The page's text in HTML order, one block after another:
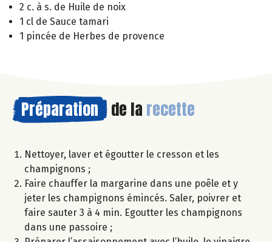
2 c. à s. de Huile de noix
1 cl de Sauce tamari
1 pincée de Herbes de provence
Préparation de la recette
Nettoyer, laver et égoutter le cresson et les
champignons ;
Faire chauffer la margarine dans une poêle et y
jeter les champignons émincés. Saler, poivrer et
faire sauter 3 à 4 min. Egoutter les champignons
dans une passoire ;